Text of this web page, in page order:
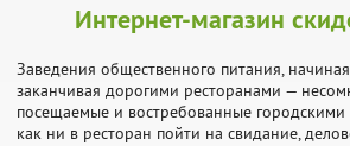
Интернет-магазин
Заведения общественного питания,
заканчивая дорогими ресторанами —
посещаемые и востребованные городскими
как ни в ресторан пойти на свидание,